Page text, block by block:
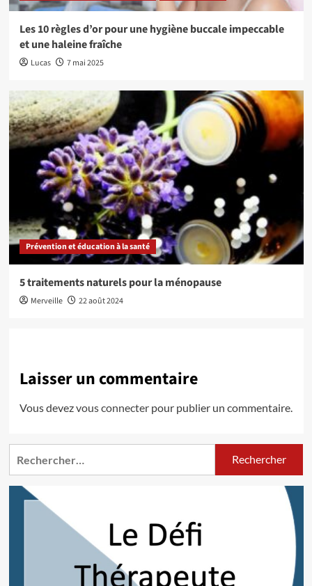
Les 10 règles d’or pour une hygiène buccale impeccable
et une haleine fraîche
Lucas 7 mai 2025
Prévention et éducation à la santé
5 traitements naturels pour la ménopause
Merveille 22 août 2024
Laisser un commentaire
Vous devezvous connecterpour publier un commentaire.